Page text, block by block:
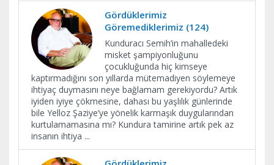
Gördüklerimiz
Göremediklerimiz (124)
Kunduracı Semih’in mahalledeki
misket şampiyonluğunu
çocukluğunda hiç kimseye
kaptırmadığını son yıllarda mütemadiyen söylemeye
ihtiyaç duymasını neye bağlamam gerekiyordu? Artık
iyiden iyiye çökmesine, dahası bu yaşlılık günlerinde
bile Yelloz Şaziye’ye yönelik karmaşık duygularından
kurtulamamasına mı? Kundura tamirine artık pek az
insanın ihtiya ...